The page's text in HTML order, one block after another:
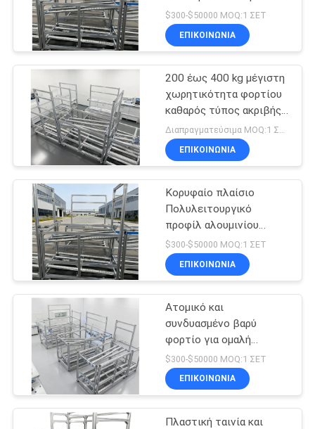
ΠΟΛΙΤΙΚΉ
ΑΠΟΡΡΉΤΟΥ
Συνδετήρες
σωλήνων χρωμίου
53
Πλαστικές ενώσεις
σωλήνων
ντυμένος πλαστικό
σωλήνας χάλυβα
Προφίλ Ρακ Διαρροής.
Προηγμένο Ρακ Πρώτος-
Μέσα-Πρώτος-Εξόδου
Ηλεκτρονικών
Εργαστηρίων.
$300-$50000 MOQ:1 ΣΕΤ
ΕΠΙΚΟΙΝΩΝΊΑ
200 έως 400 kg μέγιστη
χωρητικότητα φορτίου
καθαρός τύπος ακριβής
ευέλικτος ράφης με
προσαρμόσιμη ράβδο
ροής τύπου υψηλής
ρευστότητα
ΕΠΙΚΟΙΝΩΝΊΑ
Κορυφαίο πλαίσιο
Πολυλειτουργικό
προφίλ αλουμινίου
Ομαλή εύκαμπτη ράφι
αναστροφής καθολική
και επεκτάσιμη σχάρα
τη γραμμή παραγωγής
$300-$50000 MOQ:1 ΣΕΤ
ΕΠΙΚΟΙΝΩΝΊΑ
Ατομικό και
συνδυασμένο βαρύ
φορτίο για ομαλή
στροφή. Ειδικό ράφι
υλικών για εργαστήρια
μηχανικής και υλικού.
$300-$50000 MOQ:1 ΣΕΤ
ΕΠΙΚΟΙΝΩΝΊΑ
Πλαστική ταινία και